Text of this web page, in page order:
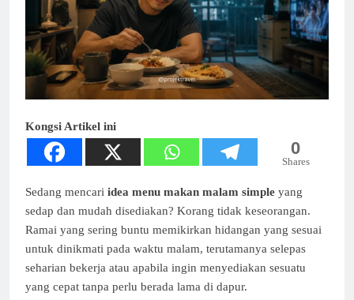
Kongsi Artikel ini
0
Shares
Sedang mencari idea menu makan malam simple yang
sedap dan mudah disediakan? Korang tidak keseorangan.
Ramai yang sering buntu memikirkan hidangan yang sesuai
untuk dinikmati pada waktu malam, terutamanya selepas
seharian bekerja atau apabila ingin menyediakan sesuatu
yang cepat tanpa perlu berada lama di dapur.